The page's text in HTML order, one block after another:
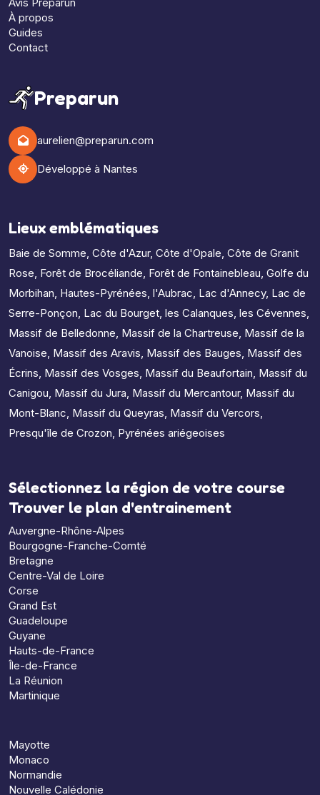
À propos
Guides
Contact
Preparun
aurelien@preparun.com
Développé à Nantes
Lieux emblématiques
Baie de Somme, Côte d'Azur, Côte d'Opale, Côte de Granit
Rose, Forêt de Brocéliande, Forêt de Fontainebleau, Golfe du
Morbihan, Hautes-Pyrénées, l'Aubrac, Lac d'Annecy, Lac de
Serre-Ponçon, Lac du Bourget, les Calanques, les Cévennes,
Massif de Belledonne, Massif de la Chartreuse, Massif de la
Vanoise, Massif des Aravis, Massif des Bauges, Massif des
Écrins, Massif des Vosges, Massif du Beaufortain, Massif du
Canigou, Massif du Jura, Massif du Mercantour, Massif du
Mont-Blanc, Massif du Queyras, Massif du Vercors,
Presqu'île de Crozon, Pyrénées ariégeoises
Sélectionnez la région de votre course
Trouver le plan d'entrainement
Auvergne-Rhône-Alpes
Bourgogne-Franche-Comté
Bretagne
Centre-Val de Loire
Corse
Grand Est
Guadeloupe
Guyane
Hauts-de-France
Île-de-France
La Réunion
Martinique
Mayotte
Monaco
Normandie
Nouvelle Calédonie